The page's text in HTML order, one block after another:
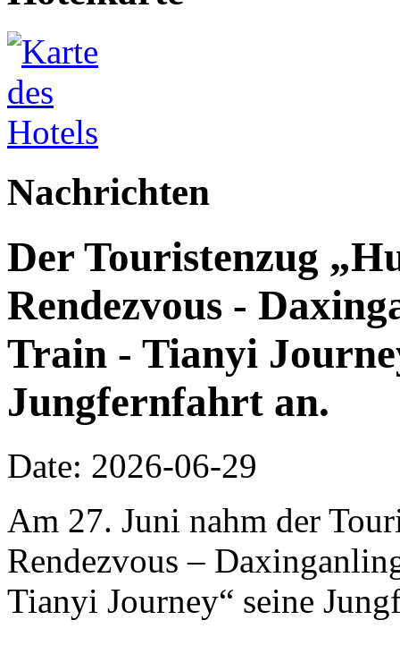
Nachrichten
Der Touristenzug
Rendezvous -
Train - Tianyi
Jungfernfahrt an.
Date: 2026-06-29
Am 27. Juni nahm der
Rendezvous –
Tianyi Journey“ seine